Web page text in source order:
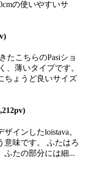
の使いやすいサ
たこちらのPasiショ
、薄いタイプです。
ちょうど良いサイズ
インしたloistava。
意味です。 ふたはろ
ふたの部分には細...